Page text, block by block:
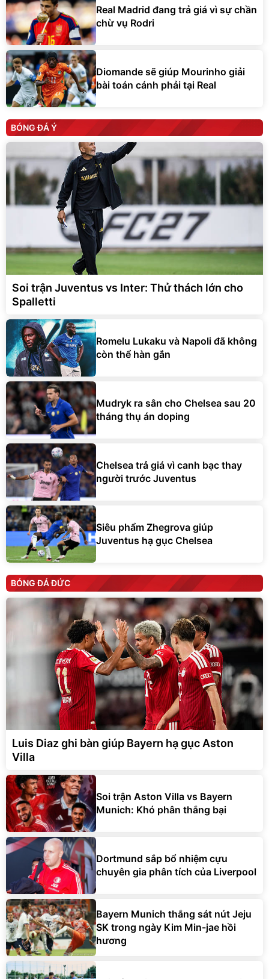
Real Madrid đang trả giá vì sự chần
chừ vụ Rodri
Diomande sẽ giúp Mourinho giải
bài toán cánh phải tại Real
BÓNG ĐÁ Ý
Soi trận Juventus vs Inter: Thử thách lớn cho
Spalletti
Romelu Lukaku và Napoli đã không
còn thể hàn gắn
Mudryk ra sân cho Chelsea sau 20
tháng thụ án doping
Chelsea trả giá vì canh bạc thay
người trước Juventus
Siêu phẩm Zhegrova giúp
Juventus hạ gục Chelsea
BÓNG ĐÁ ĐỨC
Luis Diaz ghi bàn giúp Bayern hạ gục Aston
Villa
Soi trận Aston Villa vs Bayern
Munich: Khó phân thắng bại
Dortmund sắp bổ nhiệm cựu
chuyên gia phân tích của Liverpool
Bayern Munich thắng sát nút Jeju
SK trong ngày Kim Min-jae hồi
hương